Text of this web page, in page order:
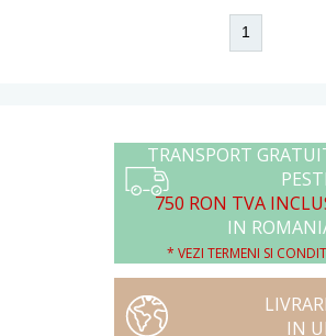
1
TRANSPORT
750 RON TVA
IN
* VEZI TERMENI SI
IN